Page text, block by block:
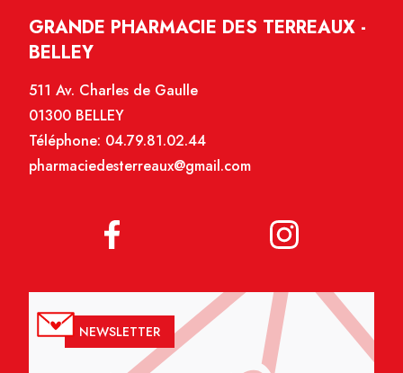
GRANDE PHARMACIE DES TERREAUX -
BELLEY
511 Av. Charles de Gaulle
01300 BELLEY
Téléphone: 04.79.81.02.44
pharmaciedesterreaux@gmail.com
NEWSLETTER